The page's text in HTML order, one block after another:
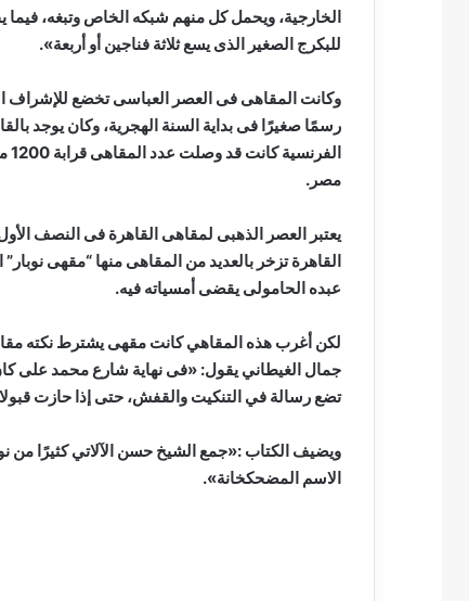
الخارجية، ويحمل كل منهم شبكه الخاص وتبغه،
للبكرج الصغير الذى يسع ثلاثة فناجين أو أربعة».
وكانت المقاهى فى العصر العباسى تخضع للإشراف
رسمًا صغيرًا فى بداية السنة الهجرية، وكان يوجد
مصر.
يعتبر العصر الذهبى لمقاهى القاهرة فى النصف
القاهرة تزخر بالعديد من المقاهى منها “مقهى
عبده الحامولى يقضى أمسياته فيه.
جمال الغيطاني يقول: «فى نهاية شارع محمد على
تضع رسالة في التنكيت والقفش، حتى إذا حازت
ويضيف الكتاب :«جمع الشيخ حسن الآلاتي كثيرًا
الاسم المضحكخانة».